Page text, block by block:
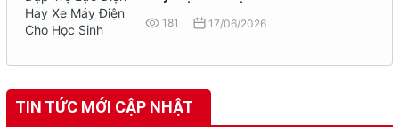
181 17/06/2026
TIN TỨC MỚI CẬP NHẬT